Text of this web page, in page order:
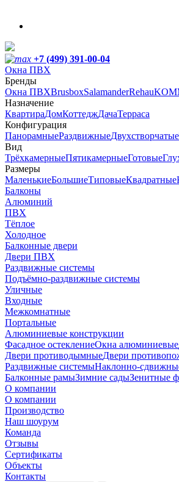
+7 (499) 391-00-04
Окна ПВХ
Бренды
Окна ПВХBrusboxSalamanderRehau
Назначение
КвартираДомКоттеджДачаТерраса
Конфигурация
ПанорамныеРаздвижныеДвухстворчатые
Вид
ТрёхкамерныеПятикамерныеГотовые
Размеры
МаленькиеБольшиеТиповыеКвадратные
Балконы
Алюминий
ПВХ
Тёплое
Холодное
Балконные двери
Двери ПВХ
Раздвижные системы
Подъёмно-раздвижные системы
Уличные
Входные
Межкомнатные
Портальные
Алюминиевые конструкции
Фасадное остеклениеОкна алюминиевые
Двери противодымныеДвери
Раздвижные системыНаклонно-
Балконные рамыЗимние садыЗенитные
О компании
О компании
Производство
Наш шоурум
Команда
Отзывы
Сертификаты
Объекты
Контакты